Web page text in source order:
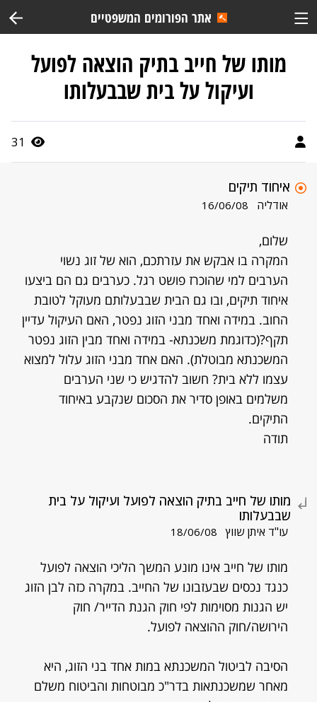
אתר הפורומים המשפטיים
מותו של חייב בתיק הוצאה לפועל
ועיקול על בית שבבעלותו
31
איחוד תיקים
אודליה 16/06/08
שלום,
המקרה בו אבקש את עזרתכם, הוא של זוג נשוי
הערבים למי שהוכרז פושט רגל. כערבים גם הם ביצעו
איחוד תיקים, ובו גם הבית שבבעלותם מעוקל לטובת
החוב. במידה ואחד מבני הזוג נפטר, האם העיקול עדיין
תקף?(כדוגמת משכנתא- במידה ואחד מבין הזוג נפטר
המשכנתא מבוטלת). האם אחד מבני הזוג עלול למצוא
עצמו ללא בית? חשוב להדגיש כי שני הערבים
משלמים באופן סדיר את הסכום שנקבע באיחוד
התיקים.
תודה
מותו של חייב בתיק הוצאה לפועל ועיקול על בית
שבבעלותו
עו"ד איתן שווץ 18/06/08
מותו של חייב אינו מונע המשך הליכי הוצאה לפועל
כנגד נכסים שבעזבונו של החייב. במקרה כזה לבן הזוג
יש הגנות מסוימות לפי חוק הגנת הדייר/ חוק
הירושה/חוק ההוצאה לפועל.
הסיבה לביטול המשכנתא במות אחד בני הזוג, היא
מאחר שמשכנתאות בדר"כ מבוטחות והביטוח משלם